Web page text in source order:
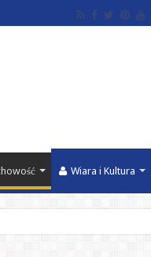
Wiara i Kultura